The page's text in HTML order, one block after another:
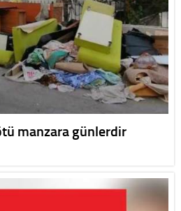
manzara günlerdir